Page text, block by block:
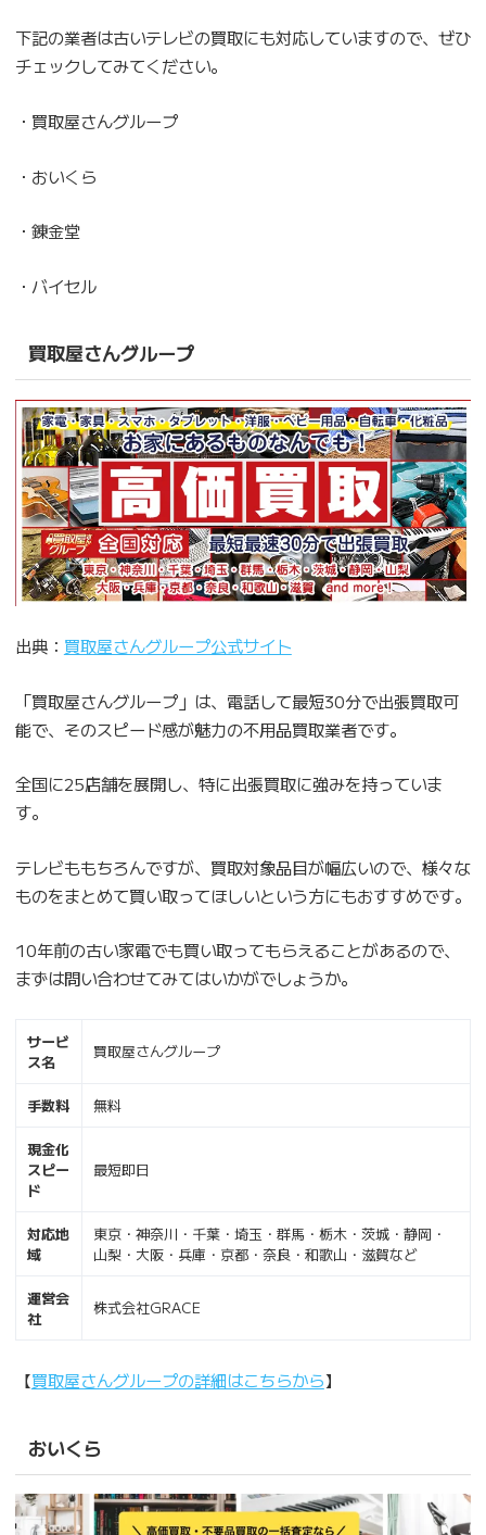
下記の業者は古いテレビの買取にも対応していますので、ぜひ
チェックしてみてください。
・買取屋さんグループ
・おいくら
・錬金堂
・バイセル
買取屋さんグループ
出典： 買取屋さんグループ公式サイト
「買取屋さんグループ」は、電話して最短30分で出張買取可
能で、そのスピード感が魅力の不用品買取業者です。
全国に25店舗を展開し、特に出張買取に強みを持っていま
す。
テレビももちろんですが、買取対象品目が幅広いので、様々な
ものをまとめて買い取ってほしいという方にもおすすめです。
10年前の古い家電でも買い取ってもらえることがあるので、
まずは問い合わせてみてはいかがでしょうか。
サービ
ス名
買取屋さんグループ
手数料 無料
現金化
スピー
ド
最短即日
対応地
域
東京・神奈川・千葉・埼玉・群馬・栃木・茨城・静岡・
山梨・大阪・兵庫・京都・奈良・和歌山・滋賀など
運営会
社
株式会社GRACE
【買取屋さんグループの詳細はこちらから】
おいくら